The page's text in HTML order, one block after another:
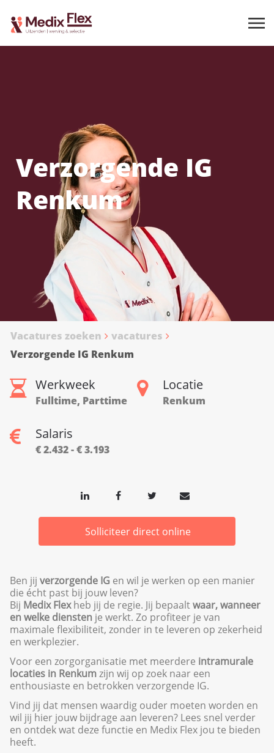
Verzorgende IG
Renkum
Vacatures zoeken
vacatures
Verzorgende IG Renkum
Werkweek
Fulltime, Parttime
Locatie
Renkum
Salaris
€ 2.432 - € 3.193
Solliciteer direct online
Ben jij verzorgende IG en wil je werken op een manier
die écht past bij jouw leven?
Bij Medix Flex heb jij de regie. Jij bepaaltwaar, wanneer
en welke diensten je werkt. Zo profiteer je van
maximale flexibiliteit, zonder in te leveren op zekerheid
en werkplezier.
Voor een zorgorganisatie met meerdere intramurale
locaties in Renkumzijn wij op zoek naar een
enthousiaste en betrokken verzorgende IG.
Vind jij dat mensen waardig ouder moeten worden en
wil jij hier jouw bijdrage aan leveren? Lees snel verder
en ontdek wat deze functie en Medix Flex jou te bieden
heeft.